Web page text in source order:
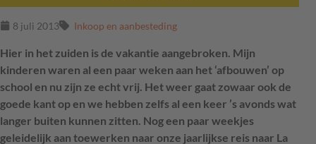
8 juli 2013 Inkoop en aanbesteding
Hier in het zuiden is de vakantie aangebroken. Mijn
kinderen waren al een paar weken aan het ‘afbouwen’ op
school en nu zijn ze echt vrij. Het weer gaat zowaar ook de
goede kant op en we hebben zelfs al een keer ’s avonds wat
langer buiten kunnen zitten. Nog een paar weekjes
geleidelijk aan toewerken naar onze jaarlijkse reis naar La